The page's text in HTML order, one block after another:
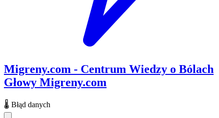
Migreny.com - Centrum Wiedzy o Bólach
Głowy Migreny.com
🌡️ Błąd danych